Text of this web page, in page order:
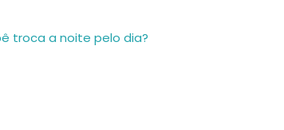
troca a noite pelo dia?